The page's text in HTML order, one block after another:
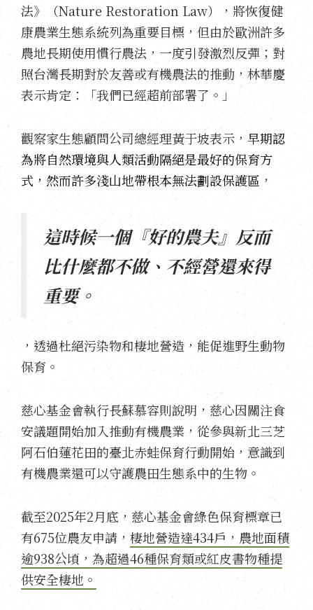
法》（Nature Restoration Law），將恢復健
康農業生態系統列為重要目標，但由於歐洲許多
農地長期使用慣行農法，一度引發激烈反彈；對
照台灣長期對於友善或有機農法的推動，林華慶
表示肯定：「我們已經超前部署了。」
觀察家生態顧問公司總經理黃于坡表示， 早期認
為將自然環境與人類活動隔絕是最好的保育方
式，然而許多淺山地帶根本無法劃設保護區 ，
這時候一個『好的農夫』反而
比什麼都不做、不經營還來得
重要。
，透過杜絕污染物和棲地營造，能促進野生動物
保育。
慈心基金會執行長蘇慕容則說明，慈心因關注食
安議題開始加入推動有機農業，從參與新北三芝
阿石伯蓮花田的臺北赤蛙保育行動開始，意識到
有機農業還可以守護農田生態系中的生物。
截至2025年2月底，慈心基金會綠色保育標章已
有675位農友申請， 棲地營造達434戶，農地面積
逾938公頃，為超過46種保育類或紅皮書物種提
供安全棲地。